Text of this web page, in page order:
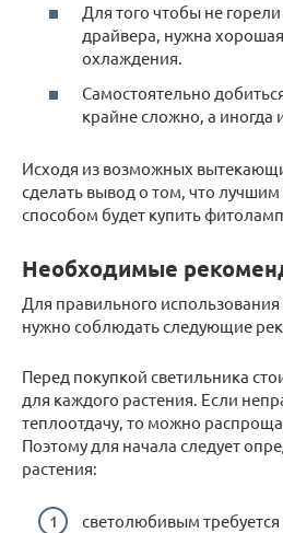
Для того чтобы не
драйвера, нужна
охлаждения.
Самостоятельно
крайне сложно, а иногда
Исходя из возможных
сделать вывод о том, что
способом будет купить
Необходимые
Для правильного
нужно соблюдать следующие
Перед покупкой светильника
для каждого растения. Если
теплоотдачу, то можно
Поэтому для начала следует
растения:
светолюбивым